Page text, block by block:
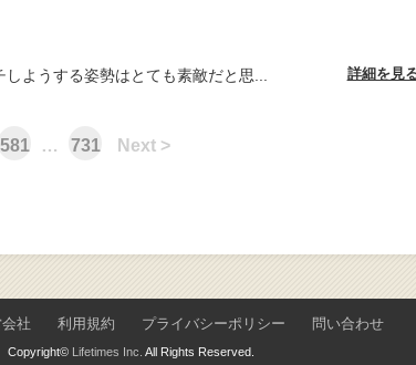
ようする姿勢はとても素敵だと思... 詳細を見
581 … 731 Next >
社 利用規約 プライバシーポリシー 問い合わせ
Copyright© Lifetimes Inc. All Rights Reserved.